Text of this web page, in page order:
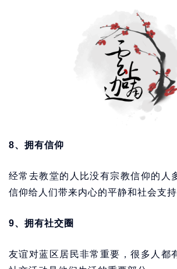
8、拥有信仰
经常去教堂的人比没有宗教信仰的人
信仰给人们带来内心的平静和社会支持
9、拥有社交圈
友谊对蓝区居民非常重要，很多人都